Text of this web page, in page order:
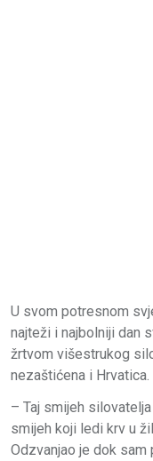
U svom potresnom
najteži i najbolniji dan
žrtvom višestrukog
nezaštićena i Hrvatica.
– Taj smijeh
smijeh koji ledi krv u
Odzvanjao je dok